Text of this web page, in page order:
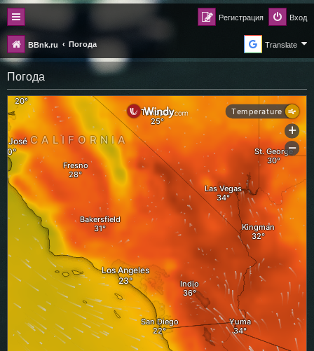
Вход
Регистрация
BBnk.ru Погода Translate
Погода